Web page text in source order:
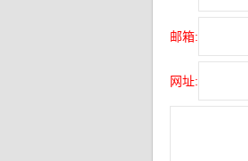
邮箱:
网址: